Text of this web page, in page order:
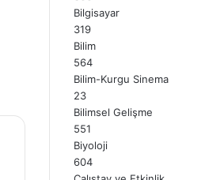
Bilgisayar
319
Bilim
564
Bilim-Kurgu Sinema
23
Bilimsel Gelişme
551
Biyoloji
604